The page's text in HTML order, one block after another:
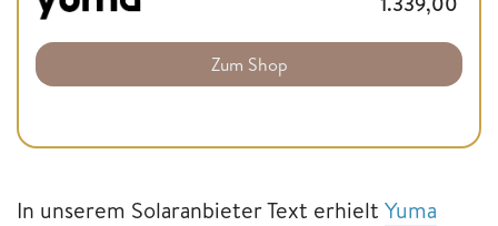
Zum Shop
In unserem Solaranbieter Text erhielt Yuma